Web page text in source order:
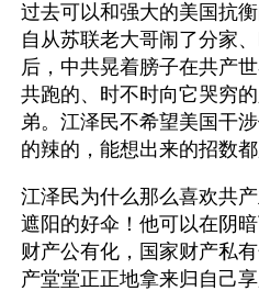
过去可以和强大的美国抗
自从苏联老大哥闹了分家
后，中共晃着膀子在共产
共跑的、时不时向它哭穷
弟。江泽民不希望美国干
的辣的，能想出来的招数
江泽民为什么那么喜欢共
遮阳的好伞！他可以在阴
财产公有化，国家财产私
产堂堂正正地拿来归自己